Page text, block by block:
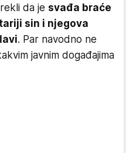
da je svađa braće
sin i njegova
. Par navodno ne
javnim događajima